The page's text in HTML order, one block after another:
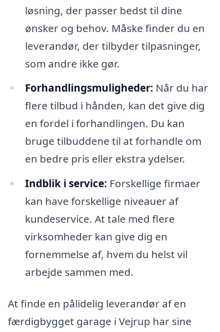
løsning, der passer bedst til dine
ønsker og behov. Måske finder du en
leverandør, der tilbyder tilpasninger,
som andre ikke gør.
Forhandlingsmuligheder: Når du har
flere tilbud i hånden, kan det give dig
en fordel i forhandlingen. Du kan
bruge tilbuddene til at forhandle om
en bedre pris eller ekstra ydelser.
Indblik i service: Forskellige firmaer
kan have forskellige niveauer af
kundeservice. At tale med flere
virksomheder kan give dig en
fornemmelse af, hvem du helst vil
arbejde sammen med.
At finde en pålidelig leverandør af en
færdigbygget garage i Vejrup har sine